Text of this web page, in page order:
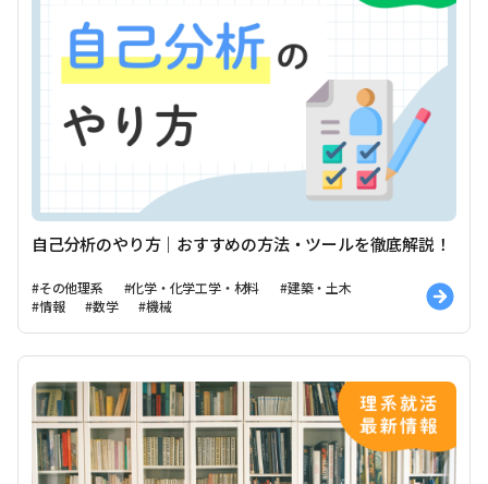
自己分析のやり方｜おすすめの方法・ツールを徹底解説！
#その他理系 #化学・化学工学・材料
#建築・土木
#情報
#数学 #機械